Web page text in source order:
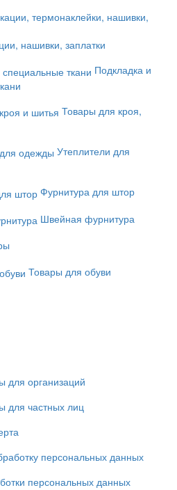
нашивки, заплатки
Подкладка и
Товары для кроя,
Утеплители для
Фурнитура для штор
Швейная фурнитура
Товары для обуви
для организаций
для частных лиц
персональных данных
персональных данных